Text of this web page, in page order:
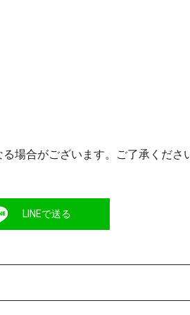
場合がございます。ご了承くださ
LINEで送る